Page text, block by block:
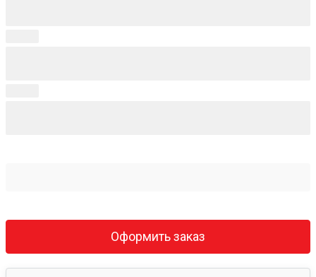
Оформить заказ